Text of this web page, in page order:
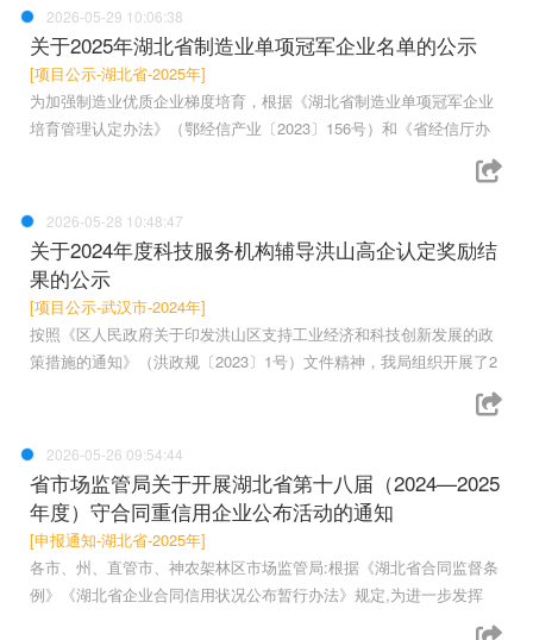
2026-05-29 10:06:38
关于2025年湖北省制造业单项冠军企业名单的公示
[项目公示-湖北省-2025年]
为加强制造业优质企业梯度培育，根据《湖北省制造业单项冠军企业
培育管理认定办法》（鄂经信产业〔2023〕156号）和《省经信厅办
2026-05-28 10:48:47
关于2024年度科技服务机构辅导洪山高企认定奖励结
果的公示
[项目公示-武汉市-2024年]
按照《区人民政府关于印发洪山区支持工业经济和科技创新发展的政
策措施的通知》（洪政规〔2023〕1号）文件精神，我局组织开展了2
2026-05-26 09:54:44
省市场监管局关于开展湖北省第十八届（2024—2025
年度）守合同重信用企业公布活动的通知
[申报通知-湖北省-2025年]
各市、州、直管市、神农架林区市场监管局:根据《湖北省合同监督条
例》《湖北省企业合同信用状况公布暂行办法》规定,为进一步发挥